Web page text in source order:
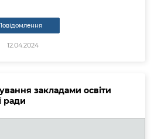
12.04.2024
закладами освіти
ради